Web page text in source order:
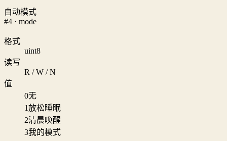
自动模式
#4 · mode
格式
uint8
读写
R / W / N
值
0无
1放松睡眠
2清晨唤醒
3我的模式